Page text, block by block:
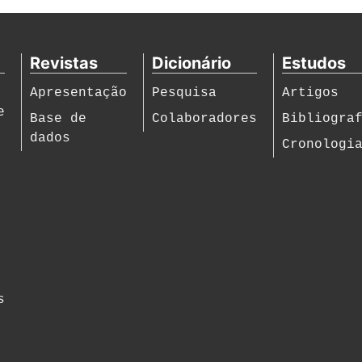
Revistas
Apresentação
Base de
dados
Dicionário
Pesquisa
Colaboradores
Estudos
Artigos